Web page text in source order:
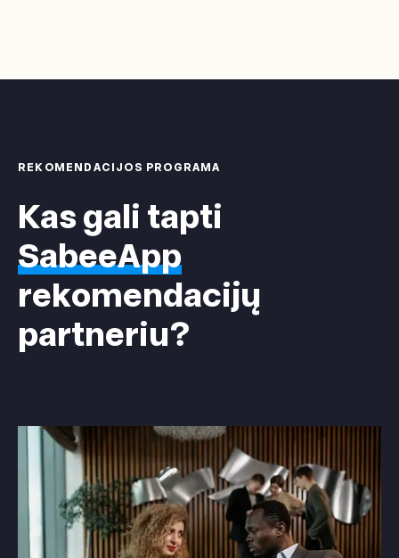
REKOMENDACIJOS PROGRAMA
Kas gali tapti
SabeeApp
rekomendacijų
partneriu?